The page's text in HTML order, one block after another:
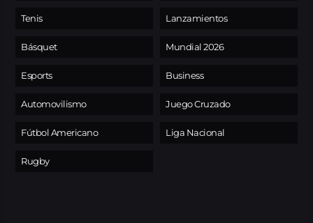
Tenis
Básquet
Esports
Automovilismo
Fútbol Americano
Rugby
Lanzamientos
Mundial 2026
Business
Juego Cruzado
Liga Nacional